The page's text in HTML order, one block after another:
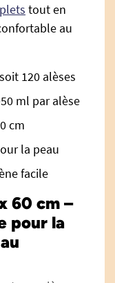
tout en
au
120 alèses
ml par alèse
cm
la peau
facile
60 cm –
pour la